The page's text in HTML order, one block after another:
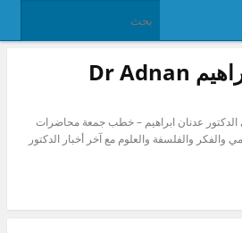
الدكتور عدنان إبراهيم Dr Adnan
الدكتور عدنان ابراهيم – خطب جمعة محاضرات
والفكر والفلسفة والعلوم مع آخر أخبار الدكتور